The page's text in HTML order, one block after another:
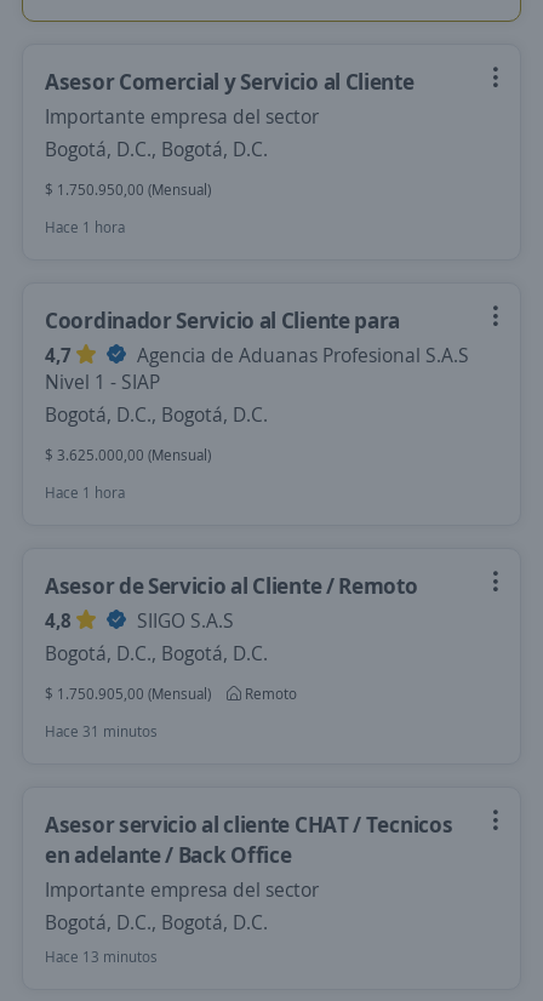
Asesor Comercial y Servicio al Cliente
Importante empresa del sector
Bogotá, D.C., Bogotá, D.C.
$ 1.750.950,00 (Mensual)
Hace 1 hora
Coordinador Servicio al Cliente para
4,7
Agencia de Aduanas Profesional S.A.S
Nivel 1 - SIAP
Bogotá, D.C., Bogotá, D.C.
$ 3.625.000,00 (Mensual)
Hace 1 hora
Asesor de Servicio al Cliente / Remoto
4,8
SIIGO S.A.S
Bogotá, D.C., Bogotá, D.C.
$ 1.750.905,00 (Mensual)
Remoto
Hace 31 minutos
Asesor servicio al cliente CHAT / Tecnicos
en adelante / Back Office
Importante empresa del sector
Bogotá, D.C., Bogotá, D.C.
Hace 13 minutos